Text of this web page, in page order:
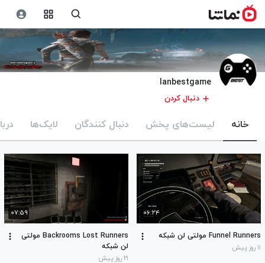
lanbestgame
دنبال کردن
خانه لیست‌های پخش دنبال کنندگان لایک‌ها
۰۶:۲۴
Funnel Runners مولتی لن شبکه
۱۱ روز پیش
۰۷:۵۹
Backrooms Lost Runners مولتی
لن شبکه
۲۱ روز پیش